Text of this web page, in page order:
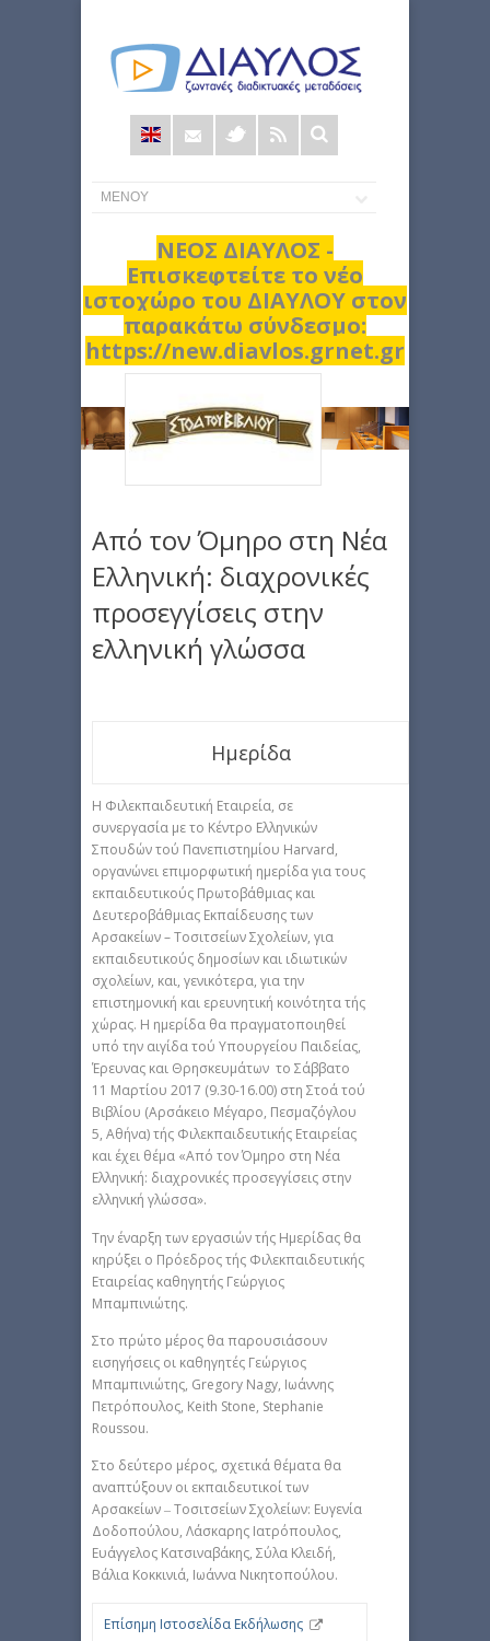
Φόρμα
αναζήτησης
ΝΕΟΣ ΔΙΑΥΛΟΣ -
Επισκεφτείτε το νέο
ιστοχώρο του ΔΙΑΥΛΟΥ στον
παρακάτω σύνδεσμο:
https://new.diavlos.grnet.gr
Από τον Όμηρο στη Νέα
Ελληνική: διαχρονικές
προσεγγίσεις στην
ελληνική γλώσσα
Ημερίδα
Η Φιλεκπαιδευτική Εταιρεία, σε
συνεργασία με το Κέντρο Ελληνικών
Σπουδών τού Πανεπιστημίου Harvard,
οργανώνει επιμορφωτική ημερίδα για τους
εκπαιδευτικούς Πρωτοβάθμιας και
Δευτεροβάθμιας Εκπαίδευσης των
Αρσακείων – Τοσιτσείων Σχολείων, για
εκπαιδευτικούς δημοσίων και ιδιωτικών
σχολείων, και, γενικότερα, για την
επιστημονική και ερευνητική κοινότητα τής
χώρας. Η ημερίδα θα πραγματοποιηθεί
υπό την αιγίδα τού Υπουργείου Παιδείας,
Έρευνας και Θρησκευμάτων το Σάββατο
11 Μαρτίου 2017 (9.30-16.00) στη Στοά τού
Βιβλίου (Αρσάκειο Μέγαρο, Πεσμαζόγλου
5, Αθήνα) τής Φιλεκπαιδευτικής Εταιρείας
και έχει θέμα «Από τον Όμηρο στη Νέα
Ελληνική: διαχρονικές προσεγγίσεις στην
ελληνική γλώσσα».
Την έναρξη των εργασιών τής Ημερίδας θα
κηρύξει ο Πρόεδρος τής Φιλεκπαιδευτικής
Εταιρείας καθηγητής Γεώργιος
Μπαμπινιώτης.
Στο πρώτο μέρος θα παρουσιάσουν
εισηγήσεις οι καθηγητές Γεώργιος
Μπαμπινιώτης, Gregory Nagy, Ιωάννης
Πετρόπουλος, Keith Stone, Stephanie
Roussou.
Στο δεύτερο μέρος, σχετικά θέματα θα
αναπτύξουν οι εκπαιδευτικοί των
Αρσακείων ‒ Τοσιτσείων Σχολείων: Ευγενία
Δοδοπούλου, Λάσκαρης Ιατρόπουλος,
Ευάγγελος Κατσιναβάκης, Σύλα Κλειδή,
Βάλια Κοκκινιά, Ιωάννα Νικητοπούλου.
Επίσημη Ιστοσελίδα Εκδήλωσης